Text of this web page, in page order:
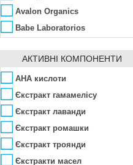
Avalon Organics
Babe Laboratorios
Barex
Bema
Bentley
Bentley Organic
Benton
Bio-Logical
Bioearth
АКТИВНІ КОМПОНЕНТИ
AHA кислоти
Єкстракт гамамелісу
Єкстракт лаванди
Єкстракт ромашки
Єкстракт троянди
Єкстракти масел